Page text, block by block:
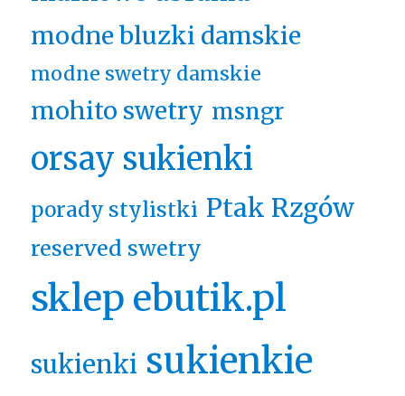
modne bluzki damskie
modne swetry damskie
mohito swetry msngr
orsay sukienki
porady stylistki Ptak Rzgów
reserved swetry
sklep ebutik.pl
sukienki sukienkie